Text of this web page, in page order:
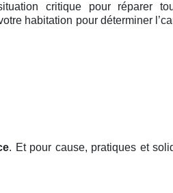
critique pour réparer
habitation pour déterminer
. Et pour cause, pratiques et